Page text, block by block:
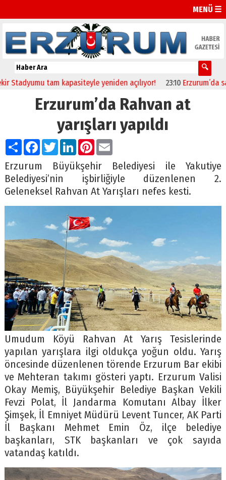
MENÜ ☰
tam kapasiteyle yeniden açılıyor! 23:10 Erzurum’da
Erzurum’da Rahvan at
yarışları yapıldı
PaylaşFacebook
TwitterLinkedIn
Pinterest
Email
Erzurum Büyükşehir Belediyesi ile Yakutiye
Belediyesi’nin işbirliğiyle düzenlenen 2.
Geleneksel Rahvan At Yarışları nefes kesti.
Umudum Köyü Rahvan At Yarış Tesislerinde
yapılan yarışlara ilgi oldukça yoğun oldu. Yarış
öncesinde düzenlenen törende Erzurum Bar ekibi
ve Mehteran takımı gösteri yaptı. Erzurum Valisi
Okay Memiş, Büyükşehir Belediye Başkan Vekili
Fevzi Polat, İl Jandarma Komutanı Albay İlker
Şimşek, İl Emniyet Müdürü Levent Tuncer, AK Parti
İl Başkanı Mehmet Emin Öz, ilçe belediye
başkanları, STK başkanları ve çok sayıda
vatandaş katıldı.